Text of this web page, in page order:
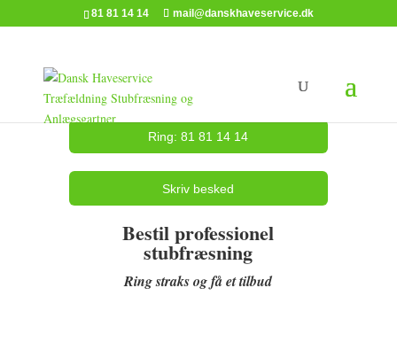
81 81 14 14 mail@danskhaveservice.dk
Ring: 81 81 14 14
Skriv besked
Bestil professionel
stubfræsning
Ring straks og få et tilbud